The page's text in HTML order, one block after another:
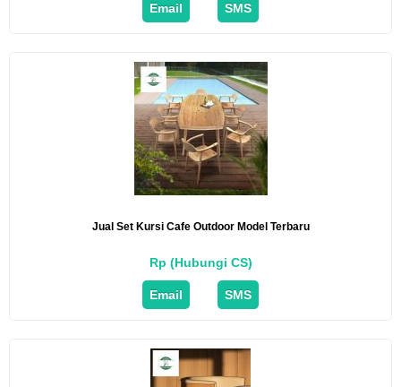
Email SMS
Jual Set Kursi Cafe Outdoor Model Terbaru
Rp (Hubungi CS)
Email SMS